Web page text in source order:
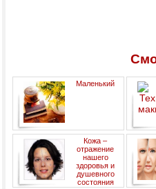
Маленький
косметический словарик
Кожа –
отражение
нашего
здоровья и
душевного
состояния